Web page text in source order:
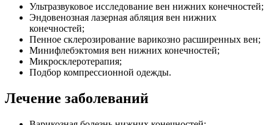
Ультразвуковое исследование вен нижних конечностей;
Эндовенозная лазерная абляция вен нижних
конечностей;
Пенное склерозирование варикозно расширенных вен;
Минифлебэктомия вен нижних конечностей;
Микросклеротерапия;
Подбор компрессионной одежды.
Лечение заболеваний